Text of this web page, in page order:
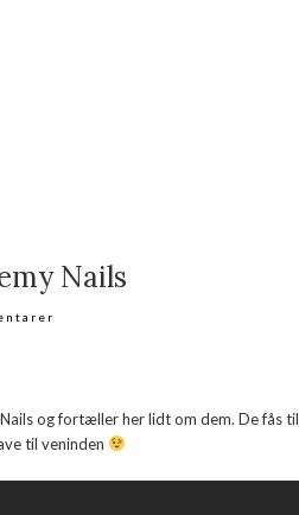
Nails
og fortæller her lidt om dem. De fås til
til veninden